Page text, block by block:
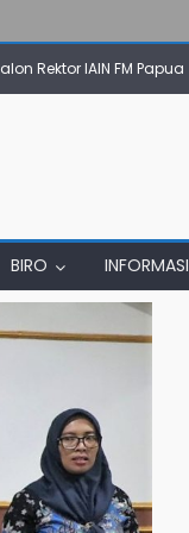
Rektor IAIN FM Papua
BIRO INFORMASI